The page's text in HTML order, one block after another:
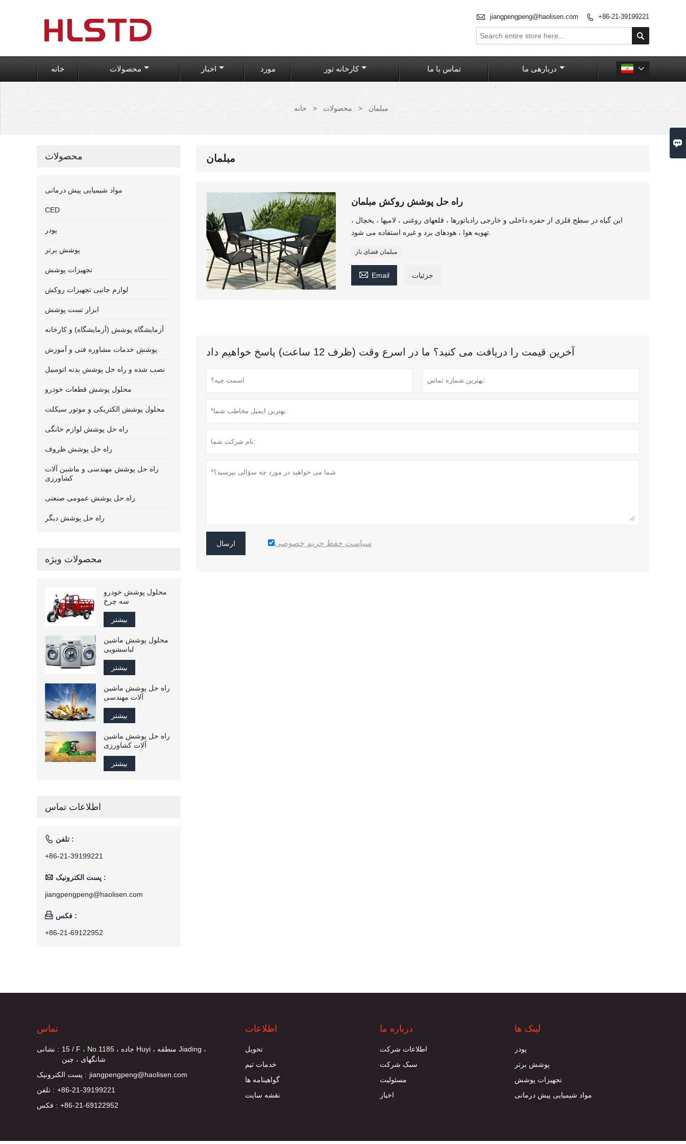

 jiangpengpeng@haolisen.com  +86-21-39199221

خانه محصولات اخبار مورد کارخانه تور تماس با ما دربارهی ما 
خانه > محصولات > مبلمان
مبلمان
راه حل پوشش روکش مبلمان
این گیاه در سطح فلزی از حفره داخلی و خارجی رادیاتورها ، قلعهای روغنی ، لامپها ، یخچال ،
تهویه هوا ، هودهای برد و غیره استفاده می شود.
مبلمان فضای باز
 Email جزئیات
آخرین قیمت را دریافت می کنید؟ ما در اسرع وقت (ظرف 12 ساعت) پاسخ خواهیم داد
ارسال سیاست حفظ حریم خصوصی
محصولات
مواد شیمیایی پیش درمانی
CED
پودر
پوشش برتر
تجهیزات پوشش
لوازم جانبی تجهیزات روکش
ابزار تست پوشش
آزمایشگاه پوشش (آزمایشگاه) و کارخانه
پوشش خدمات مشاوره فنی و آموزش
نصب شده و راه حل پوشش بدنه اتومبیل
محلول پوشش قطعات خودرو
محلول پوشش الکتریکی و موتور سیکلت
راه حل پوشش لوازم خانگی
راه حل پوشش ظروف
راه حل پوشش مهندسی و ماشین آلات
کشاورزی
راه حل پوشش عمومی صنعتی
راه حل پوشش دیگر
محصولات ویژه
محلول پوشش خودرو
سه چرخ
بیشتر
محلول پوشش ماشین
لباسشویی
بیشتر
راه حل پوشش ماشین
آلات مهندسی
بیشتر
راه حل پوشش ماشین
آلات کشاورزی
بیشتر
اطلاعات تماس
 تلفن :
+86-21-39199221
 پست الکترونیک :
jiangpengpeng@haolisen.com
 فکس :
+86-21-69122952
تماس
نشانی : 15 / F ، No.1185 ، جاده Huyi ، منطقه Jiading ،
شانگهای ، چین
پست الکترونیک : jiangpengpeng@haolisen.com
تلفن : +86-21-39199221
فکس : +86-21-69122952
اطلاعات
تحویل
خدمات تیم
گواهینامه ها
نقشه سایت
درباره ما
اطلاعات شرکت
سبک شرکت
مسئوليت
اخبار
لینک ها
پودر
پوشش برتر
تجهیزات پوشش
مواد شیمیایی پیش درمانی